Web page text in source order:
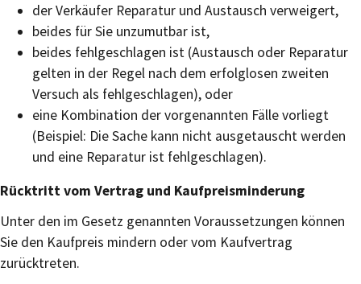
der Verkäufer Reparatur und Austausch verweigert,
beides für Sie unzumutbar ist,
beides fehlgeschlagen ist (Austausch oder Reparatur
gelten in der Regel nach dem erfolglosen zweiten
Versuch als fehlgeschlagen), oder
eine Kombination der vorgenannten Fälle vorliegt
(Beispiel: Die Sache kann nicht ausgetauscht werden
und eine Reparatur ist fehlgeschlagen).
Rücktritt vom Vertrag und Kaufpreisminderung
Unter den im Gesetz genannten Voraussetzungen können
Sie den Kaufpreis mindern oder vom Kaufvertrag
zurücktreten.